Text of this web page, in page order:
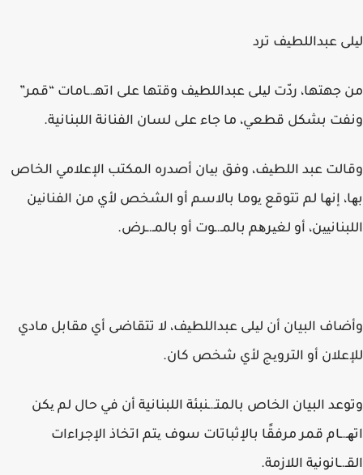
لیلى عبداللطیف ترد
من جهتها، ردّت لیلى عبداللطیف وقتها على اتهـ.ـامات “قمر”
ونفت بشكل قطعي، ما جاء على لسان الفنانة اللبنانية.
وقالت عبد اللطیف، وفق بیان أصدره المكتب الإعلامي الخاص
بھا، إنھا لم تتوقع یوما بالاسم أو الشخص لأي من الفنانین
اللبنانیین، أو لغیرھم بالمـ.ـوت أو بالمـ.ـرض.
وأضاف البيان أن لیلى عبداللطیف، لا تتقاضى أي مقابل مادي
للإعلان أو الترویج لأي شخص كان.
وتوعد البيان الخاص بالمتـ.ـنبئة اللبنانية أن في حال لم یكن
اتھـ.ـام قمر مرفقًا بالإثباتات سوف یتم اتخاذ الإجراءات
القـ.ـانونیة اللازمة.